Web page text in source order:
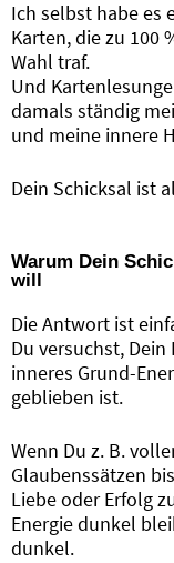
Ich selbst habe es
Karten, die zu 100
Wahl traf.
Und
damals ständig
und meine innere
Dein Schicksal ist
Warum Dein
will
Die Antwort ist
Du versuchst,
inneres Grund-
geblieben ist.
Wenn Du z. B.
Glaubenssätzen
Liebe oder Erfolg
Energie dunkel
dunkel.